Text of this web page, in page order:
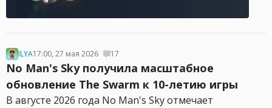
ILYA17:00, 27 мая 2026 17
No Man's Sky получила масштабное
обновление The Swarm к 10-летию игры
В августе 2026 года No Man's Sky отмечает